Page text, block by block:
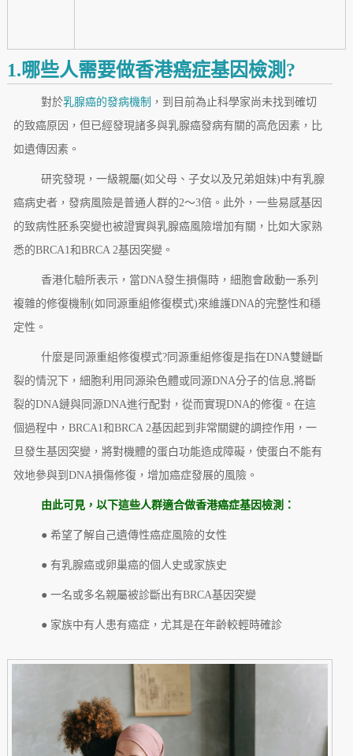
1.哪些人需要做香港癌症基因檢測?
對於乳腺癌的發病機制 ，到目前為止科學家尚未找到確切
的致癌原因，但已經發現諸多與乳腺癌發病有關的高危因素，比
如遺傳因素。
研究發現，一級親屬(如父母、子女以及兄弟姐妹)中有乳腺
癌病史者，發病風險是普通人群的2～3倍。此外，一些易感基因
的致病性胚系突變也被證實與乳腺癌風險增加有關，比如大家熟
悉的BRCA1和BRCA 2基因突變。
香港化驗所表示，當DNA發生損傷時，細胞會啟動一系列
複雜的修復機制(如同源重組修復模式)來維護DNA的完整性和穩
定性。
什麼是同源重組修復模式?同源重組修復是指在DNA雙鏈斷
裂的情況下，細胞利用同源染色體或同源DNA分子的信息,將斷
裂的DNA鏈與同源DNA進行配對，從而實現DNA的修復。在這
個過程中，BRCA1和BRCA 2基因起到非常關鍵的調控作用，一
旦發生基因突變，將對機體的蛋白功能造成障礙，使蛋白不能有
效地參與到DNA損傷修復，增加癌症發展的風險。
由此可見，以下這些人群適合做香港癌症基因檢測：
● 希望了解自己遺傳性癌症風險的女性
● 有乳腺癌或卵巢癌的個人史或家族史
● 一名或多名親屬被診斷出有BRCA基因突變
● 家族中有人患有癌症，尤其是在年齡較輕時確診